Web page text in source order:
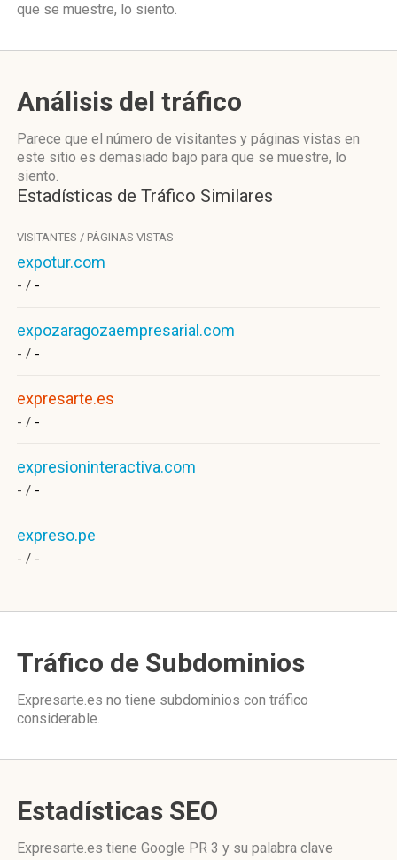
que se muestre, lo siento.
Análisis del tráfico
Parece que el número de visitantes y páginas vistas en
este sitio es demasiado bajo para que se muestre, lo
siento.
Estadísticas de Tráfico Similares
VISITANTES / PÁGINAS VISTAS
expotur.com
- / -
expozaragozaempresarial.com
- / -
expresarte.es
- / -
expresioninteractiva.com
- / -
expreso.pe
- / -
Tráfico de Subdominios
Expresarte.es no tiene subdominios con tráfico
considerable.
Estadísticas SEO
Expresarte.es tiene Google PR 3 y su palabra clave